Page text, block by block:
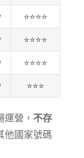
⭐⭐⭐⭐
⭐⭐⭐⭐
⭐⭐⭐⭐
⭐⭐⭐
營， 不存
他國家號碼